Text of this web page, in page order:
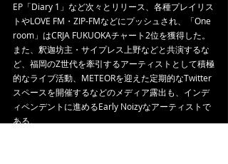
EP「Diary 1」など次々とリリース、各種プレイリス
トやLOVE FM・ZIP-FMなどにプッシュされ、「One
room」はCRJA FUKUOKAチャート2位を獲得した。
また、釈迦坊主・サイプレス上野などと共演するな
ど、福岡のZ世代を牽引するアーティストとして積極
的なライブ活動、METEORを迎えた定期的なTwitter
スペースを開催するなどのメディア露出も、インデ
ィペンデントに進めるEarly Noizyなアーティストで
ある。